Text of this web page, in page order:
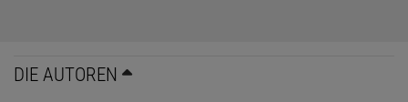
DIE AUTOREN